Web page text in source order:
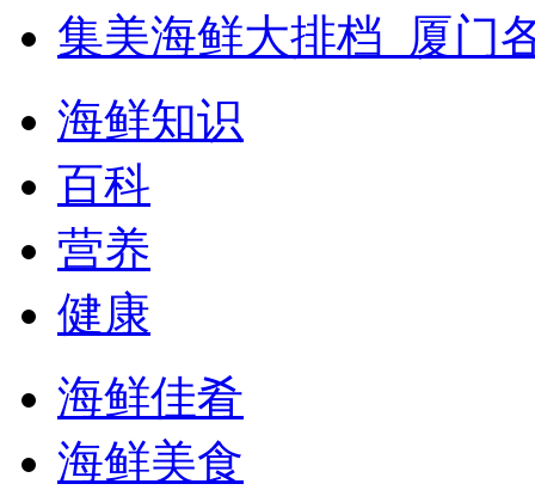
集美海鲜大排档_厦门
海鲜知识
百科
营养
健康
海鲜佳肴
海鲜美食